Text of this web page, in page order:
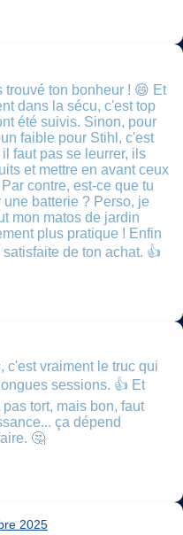
trouvé ton bonheur ! 😄 Et
dans la sécu, c'est top
été suivis. Sinon, pour
faible pour Stihl, c'est
faut pas se leurrer, ils
et mettre en avant ceux
contre, est-ce que tu
batterie ? Perso, je
mon matos de jardin
plus pratique ! Enfin
de ton achat. 👍
c'est vraiment le truc qui
sessions. 👍 Et
tort, mais bon, faut
ça dépend
🤔
2025